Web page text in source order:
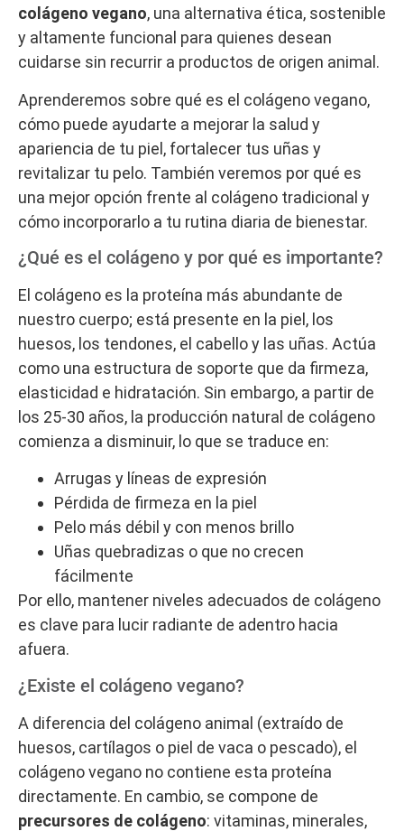
colágeno vegano, una alternativa ética, sostenible
y altamente funcional para quienes desean
cuidarse sin recurrir a productos de origen animal.
Aprenderemos sobre qué es el colágeno vegano,
cómo puede ayudarte a mejorar la salud y
apariencia de tu piel, fortalecer tus uñas y
revitalizar tu pelo. También veremos por qué es
una mejor opción frente al colágeno tradicional y
cómo incorporarlo a tu rutina diaria de bienestar.
¿Qué es el colágeno y por qué es importante?
El colágeno es la proteína más abundante de
nuestro cuerpo; está presente en la piel, los
huesos, los tendones, el cabello y las uñas. Actúa
como una estructura de soporte que da firmeza,
elasticidad e hidratación. Sin embargo, a partir de
los 25-30 años, la producción natural de colágeno
comienza a disminuir, lo que se traduce en:
Arrugas y líneas de expresión
Pérdida de firmeza en la piel
Pelo más débil y con menos brillo
Uñas quebradizas o que no crecen
fácilmente
Por ello, mantener niveles adecuados de colágeno
es clave para lucir radiante de adentro hacia
afuera.
¿Existe el colágeno vegano?
A diferencia del colágeno animal (extraído de
huesos, cartílagos o piel de vaca o pescado), el
colágeno vegano no contiene esta proteína
directamente. En cambio, se compone de
precursores de colágeno: vitaminas, minerales,